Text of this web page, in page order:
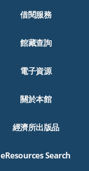
借閱服務
館藏查詢
電子資源
關於本館
經濟所出版品
eResources Search